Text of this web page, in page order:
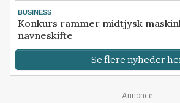
BUSINESS
Konkurs rammer midtjysk
navneskifte
Se flere nyheder
Annonce